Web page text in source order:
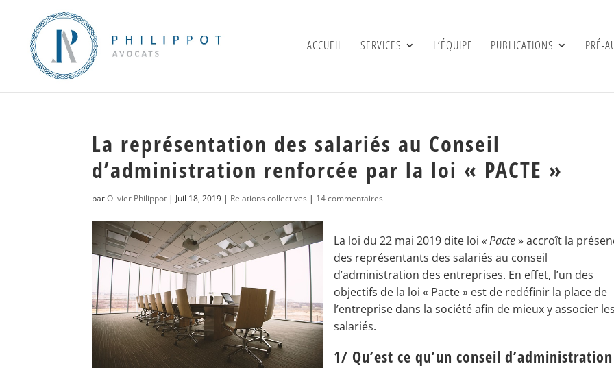
ACCUEIL SERVICES L’ÉQUIPE PUBLICATIONS PRÉ-
La représentation des salariés au Conseil
d’administration renforcée par la loi « PACTE »
parOlivier Philippot | Juil 18, 2019 | Relations collectives | 14 commentaires
La loi du 22 mai 2019 dite loi « Pacte» accroît la
des représentants des salariés au conseil
d’administration des entreprises. En effet, l’un des
objectifs de la loi « Pacte » est de redéfinir la place de
l’entreprise dans la société afin de mieux y associer les
salariés.
1/ Qu’est ce qu’un conseil